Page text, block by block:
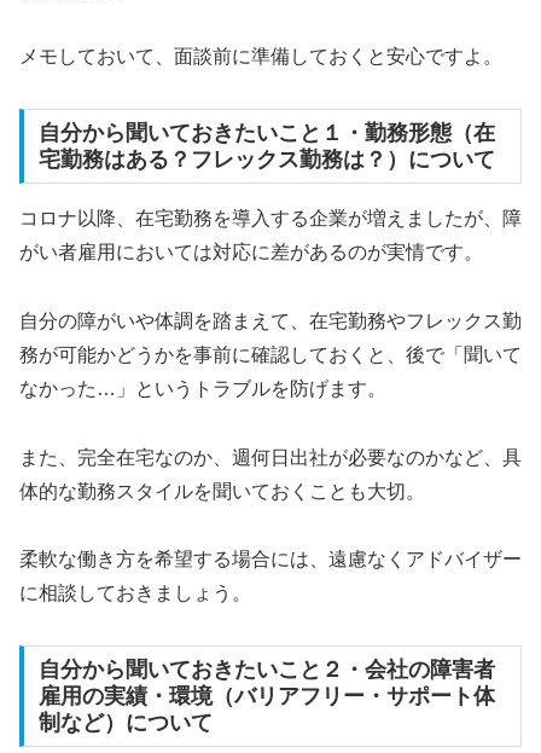
メモしておいて、面談前に準備しておくと安心ですよ。
自分から聞いておきたいこと１・勤務形態（在
宅勤務はある？フレックス勤務は？）について
コロナ以降、在宅勤務を導入する企業が増えましたが、障
がい者雇用においては対応に差があるのが実情です。
自分の障がいや体調を踏まえて、在宅勤務やフレックス勤
務が可能かどうかを事前に確認しておくと、後で「聞いて
なかった…」というトラブルを防げます。
また、完全在宅なのか、週何日出社が必要なのかなど、具
体的な勤務スタイルを聞いておくことも大切。
柔軟な働き方を希望する場合には、遠慮なくアドバイザー
に相談しておきましょう。
自分から聞いておきたいこと２・会社の障害者
雇用の実績・環境（バリアフリー・サポート体
制など）について